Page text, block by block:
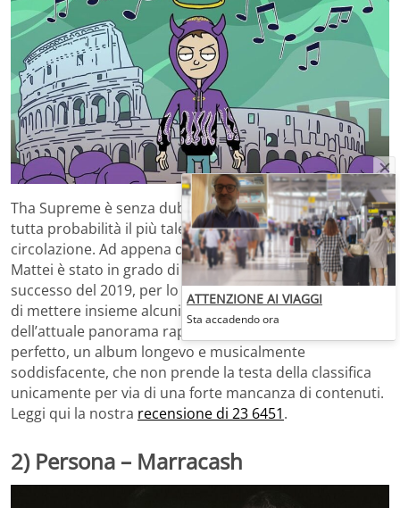
Tha Supreme è senza dubbiol’artista dell’anno, e con
tutta probabilità il più talentuoso musicista italiano in
circolazione. Ad appena diciott’anni, il giovane Davide
Mattei è stato in grado di creare l’album di maggiore
successo del 2019, per lo meno sul fronte dei numeri, e
di mettere insieme alcuni dei più grandi talenti
dell’attuale panorama rap. 23 6451 è un connubio quasi
perfetto, un album longevo e musicalmente
soddisfacente, che non prende la testa della classifica
unicamente per via di una forte mancanza di contenuti.
Leggi qui la nostra recensione di 23 6451.
2) Persona – Marracash
ATTENZIONE AI VIAGGI
Sta accadendo ora